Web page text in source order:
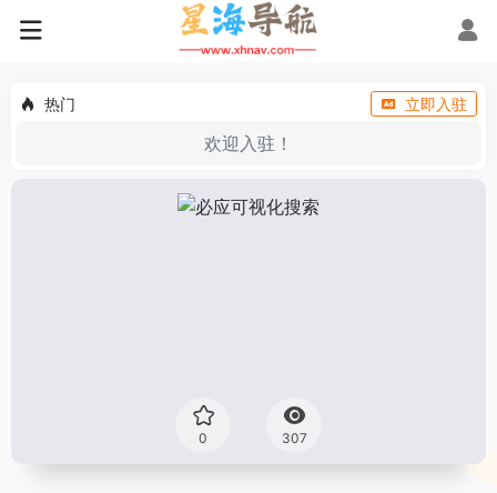
热门 立即入驻
欢迎入驻！
0 307